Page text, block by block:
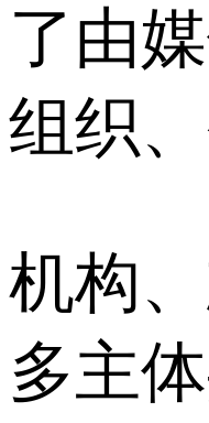
了由
组织
机构
多主